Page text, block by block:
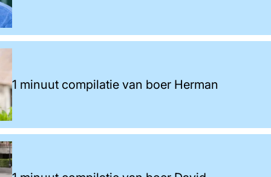
1 minuut compilatie van boer Herman